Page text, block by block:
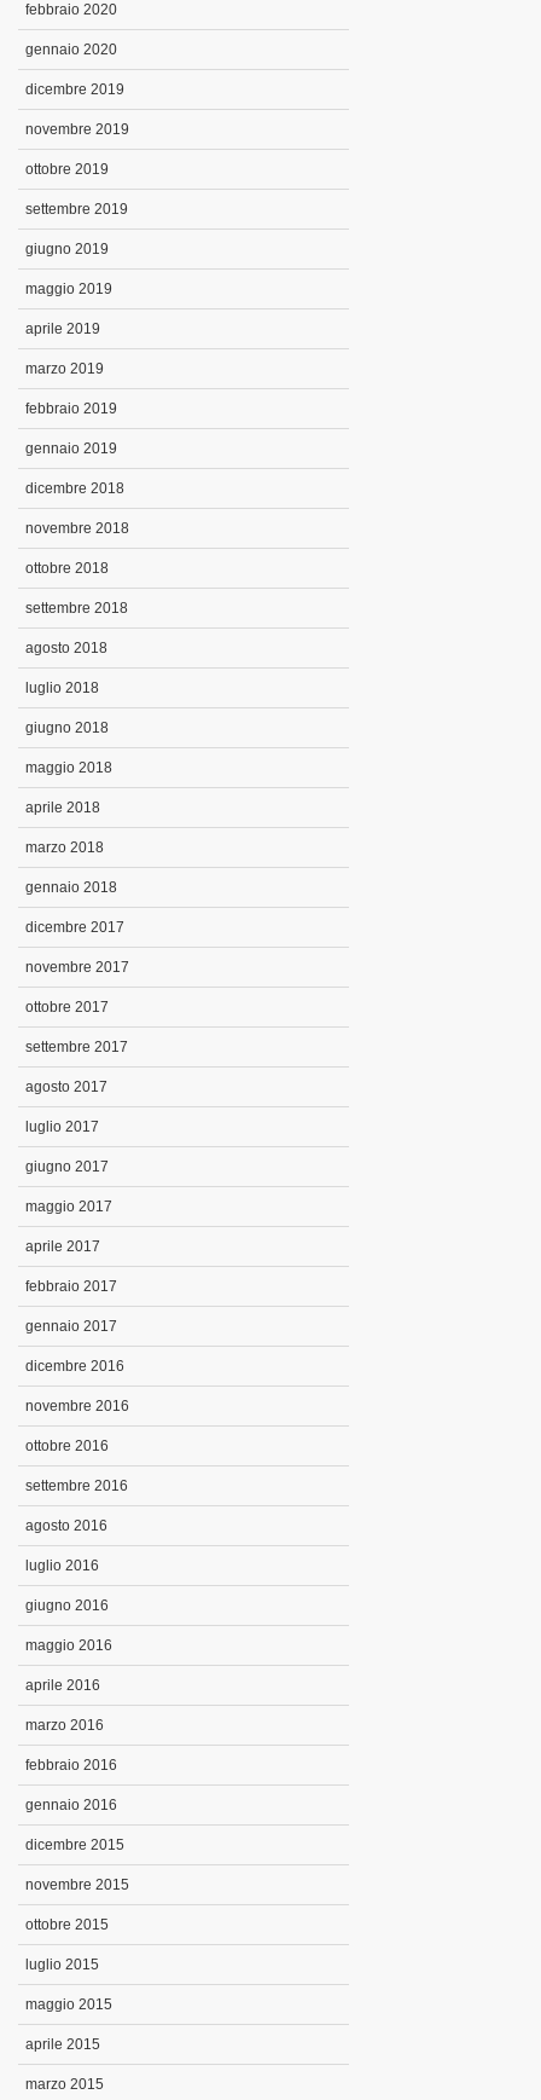
febbraio 2020
gennaio 2020
dicembre 2019
novembre 2019
ottobre 2019
settembre 2019
giugno 2019
maggio 2019
aprile 2019
marzo 2019
febbraio 2019
gennaio 2019
dicembre 2018
novembre 2018
ottobre 2018
settembre 2018
agosto 2018
luglio 2018
giugno 2018
maggio 2018
aprile 2018
marzo 2018
gennaio 2018
dicembre 2017
novembre 2017
ottobre 2017
settembre 2017
agosto 2017
luglio 2017
giugno 2017
maggio 2017
aprile 2017
febbraio 2017
gennaio 2017
dicembre 2016
novembre 2016
ottobre 2016
settembre 2016
agosto 2016
luglio 2016
giugno 2016
maggio 2016
aprile 2016
marzo 2016
febbraio 2016
gennaio 2016
dicembre 2015
novembre 2015
ottobre 2015
luglio 2015
maggio 2015
aprile 2015
marzo 2015